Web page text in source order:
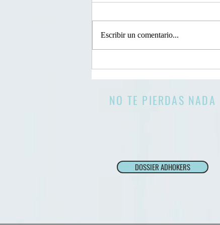
viral en la red" Hoy nos sumergimos
en el universo digital para explorar...
Escribir un comentario...
NO TE PIERDAS NADA
DOSSIER ADHOKERS